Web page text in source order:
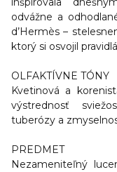
odvážne a
d’Hermès –
ktorý si osvojil
OLFAKTÍVNE TÓNY
Kvetinová a
výstrednosť
tuberózy a
PREDMET
Nezameniteľný